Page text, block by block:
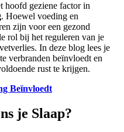
hoofd geziene factor in
. Hoewel voeding en
zijn voor een gezond
rol bij het reguleren van je
In deze blog lees je
verbranden beïnvloedt en
rust te krijgen.
Beïnvloedt
je Slaap?